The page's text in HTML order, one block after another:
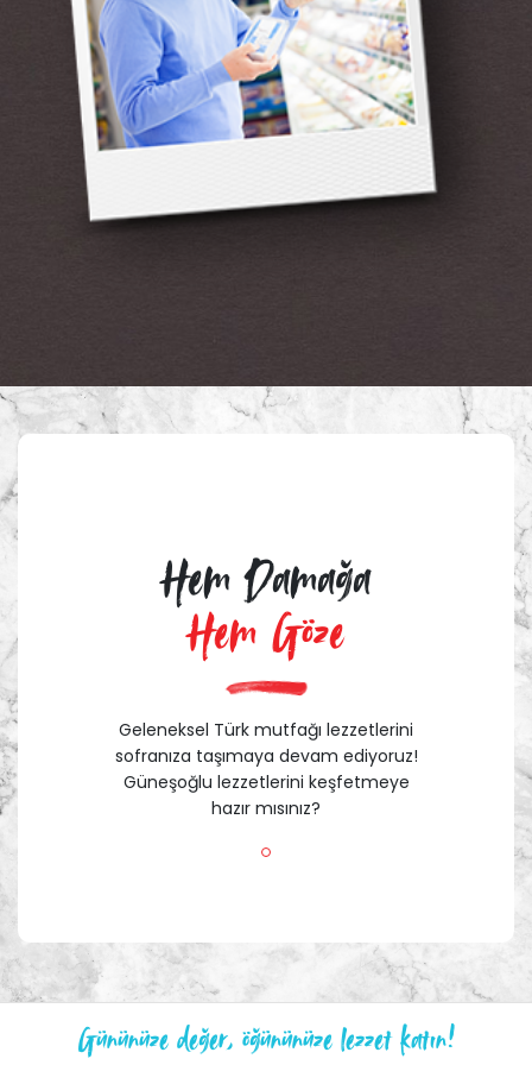
Hem Damağa
Hem Göze
Geleneksel Türk mutfağı lezzetlerini
sofranıza taşımaya devam ediyoruz!
Güneşoğlu lezzetlerini keşfetmeye
hazır mısınız?
Gününüze değer, öğününüze lezzet katın!